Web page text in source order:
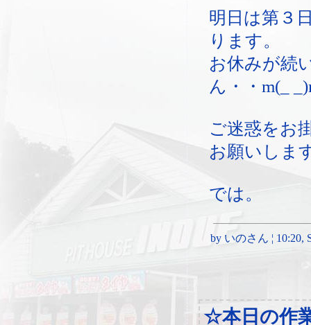
明日は第３
ります。
お休みが続
ん・・m(_
ご迷惑をお
お願いしま
では。
by いのさん ¦ 10:20,
☆本日の作